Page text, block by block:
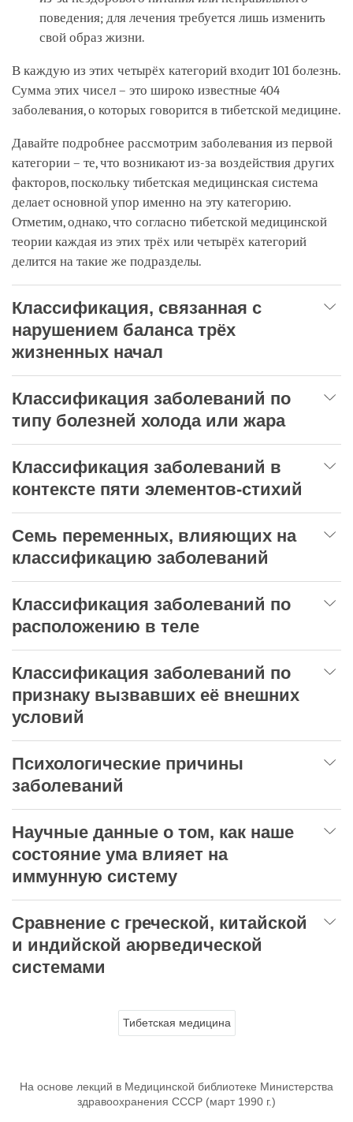
поведения; для лечения требуется лишь изменить
свой образ жизни.
В каждую из этих четырёх категорий входит 101 болезнь.
Сумма этих чисел – это широко известные 404
заболевания, о которых говорится в тибетской медицине.
Давайте подробнее рассмотрим заболевания из первой
категории – те, что возникают из-за воздействия других
факторов, поскольку тибетская медицинская система
делает основной упор именно на эту категорию.
Отметим, однако, что согласно тибетской медицинской
теории каждая из этих трёх или четырёх категорий
делится на такие же подразделы.
Классификация, связанная с
нарушением баланса трёх
жизненных начал
Классификация заболеваний по
типу болезней холода или жара
Классификация заболеваний в
контексте пяти элементов-стихий
Семь переменных, влияющих на
классификацию заболеваний
Классификация заболеваний по
расположению в теле
Классификация заболеваний по
признаку вызвавших её внешних
условий
Психологические причины
заболеваний
Научные данные о том, как наше
состояние ума влияет на
иммунную систему
Сравнение с греческой, китайской
и индийской аюрведической
системами
Тибетская медицина
На основе лекций в Медицинской библиотеке Министерства
здравоохранения СССР (март 1990 г.)